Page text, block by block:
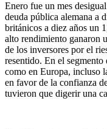
Enero fue un mes
deuda pública alemana a
británicos a diez años un
alto rendimiento ganaron
de los inversores por el
resentido. En el
como en Europa, incluso
en favor de la confianza
tuvieron que digerir una